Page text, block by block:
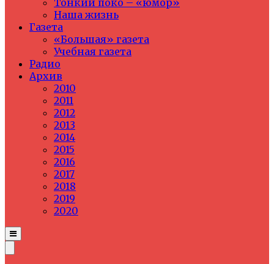
Тонкий поко – «юмор»
Наша жизнь
Газета
«Большая» газета
Учебная газета
Радио
Архив
2010
2011
2012
2013
2014
2015
2016
2017
2018
2019
2020